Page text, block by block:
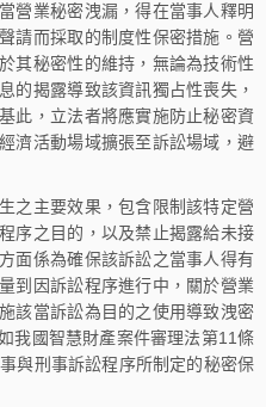
營業秘密洩漏，得在當事人釋明
請而採取的制度性保密措施。營
其秘密性的維持，無論為技術性
的揭露導致該資訊獨占性喪失，
此，立法者將應實施防止秘密資
濟活動場域擴張至訴訟場域，避
主要效果，包含限制該特定營
序之目的，以及禁止揭露給未接
面係為確保該訴訟之當事人得有
到因訴訟程序進行中，關於營業
該當訴訟為目的之使用導致洩密
我國智慧財產案件審理法第11條
與刑事訴訟程序所制定的秘密保